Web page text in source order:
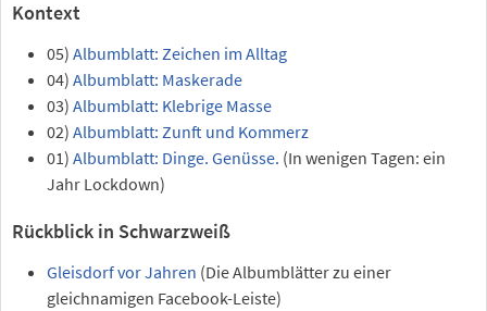
Kontext
05) Albumblatt: Zeichen im Alltag
04) Albumblatt: Maskerade
03) Albumblatt: Klebrige Masse
02) Albumblatt: Zunft und Kommerz
01) Albumblatt: Dinge. Genüsse. (In wenigen Tagen: ein
Jahr Lockdown)
Rückblick in Schwarzweiß
Gleisdorf vor Jahren (Die Albumblätter zu einer
gleichnamigen Facebook-Leiste)